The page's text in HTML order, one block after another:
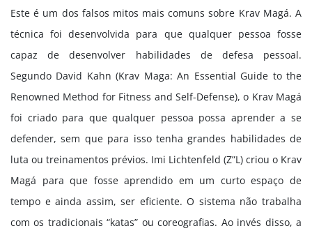
Este é um dos falsos mitos mais comuns sobre Krav Magá. A
técnica foi desenvolvida para que qualquer pessoa fosse
capaz de desenvolver habilidades de defesa pessoal.
Segundo David Kahn (Krav Maga: An Essential Guide to the
Renowned Method for Fitness and Self-Defense), o Krav Magá
foi criado para que qualquer pessoa possa aprender a se
defender, sem que para isso tenha grandes habilidades de
luta ou treinamentos prévios. Imi Lichtenfeld (Z”L) criou o Krav
Magá para que fosse aprendido em um curto espaço de
tempo e ainda assim, ser eficiente. O sistema não trabalha
com os tradicionais “katas” ou coreografias. Ao invés disso, a